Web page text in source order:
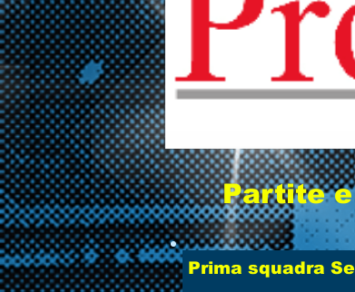
Partite
Prima squadra